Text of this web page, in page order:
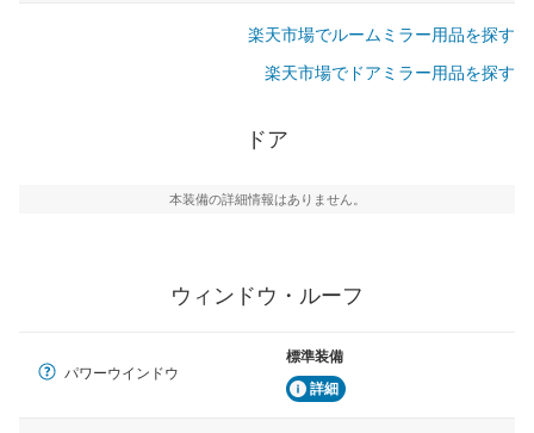
楽天市場でルームミラー用品を探す
楽天市場でドアミラー用品を探す
ドア
本装備の詳細情報はありません。
ウィンドウ・ルーフ
パワーウインドウ
標準装備
詳細